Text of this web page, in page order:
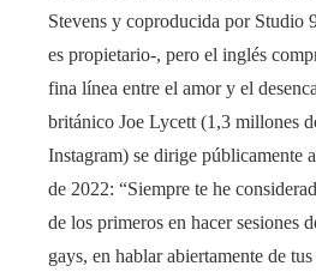
Stevens y coproducida por Studio
es propietario-, pero el inglés
fina línea entre el amor y el
británico Joe Lycett (1,3 millones
Instagram) se dirige públicamente
de 2022: “Siempre te he
de los primeros en hacer sesiones
gays, en hablar abiertamente de